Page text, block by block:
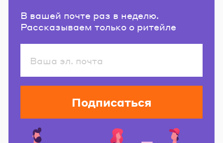
В вашей почте раз в неделю.
Рассказываем только о ритейле
Подписаться